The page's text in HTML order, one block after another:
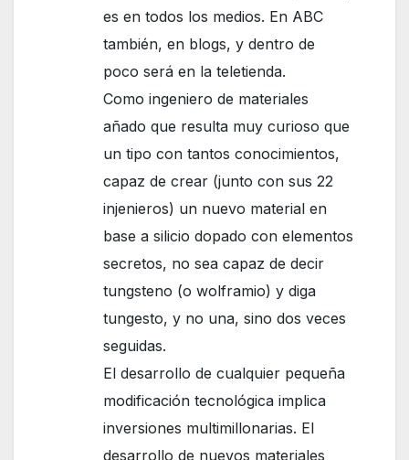
es en todos los medios. En ABC
también, en blogs, y dentro de
poco será en la teletienda.
Como ingeniero de materiales
añado que resulta muy curioso que
un tipo con tantos conocimientos,
capaz de crear (junto con sus 22
injenieros) un nuevo material en
base a silicio dopado con elementos
secretos, no sea capaz de decir
tungsteno (o wolframio) y diga
tungesto, y no una, sino dos veces
seguidas.
El desarrollo de cualquier pequeña
modificación tecnológica implica
inversiones multimillonarias. El
desarrollo de nuevos materiales